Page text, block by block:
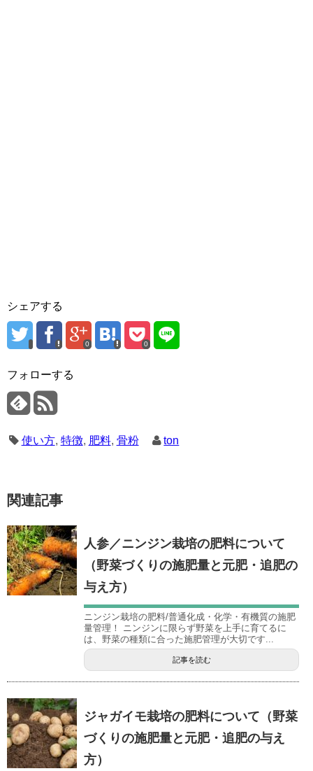
シェアする
0 0
フォローする
使い方, 特徴, 肥料, 骨粉 ton
関連記事
人参／ニンジン栽培の肥料について
（野菜づくりの施肥量と元肥・追肥の
与え方）
ニンジン栽培の肥料/普通化成・化学・有機質の施肥
量管理！ ニンジンに限らず野菜を上手に育てるに
は、野菜の種類に合った施肥管理が大切です...
記事を読む
ジャガイモ栽培の肥料について（野菜
づくりの施肥量と元肥・追肥の与え
方）